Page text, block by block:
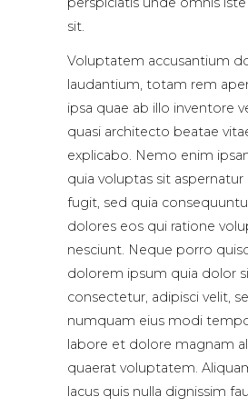
sit.
Voluptatem accusantium
laudantium, totam rem
ipsa quae ab illo inventore
quasi architecto beatae
explicabo. Nemo enim
quia voluptas sit
fugit, sed quia
dolores eos qui ratione
nesciunt. Neque porro
dolorem ipsum quia dolor
consectetur, adipisci velit,
numquam eius modi
labore et dolore magnam
quaerat voluptatem.
lacus quis nulla dignissim